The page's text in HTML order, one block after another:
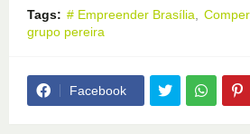
Tags: # Empreender Brasília Comper
grupo pereira
Facebook